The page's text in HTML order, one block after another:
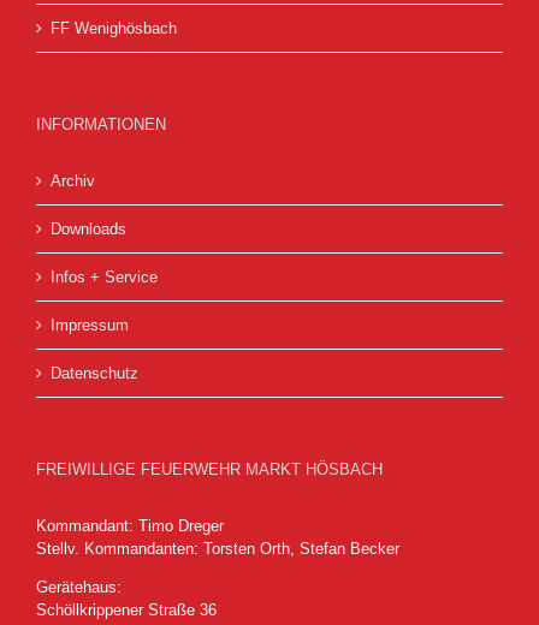
FF Wenighösbach
INFORMATIONEN
Archiv
Downloads
Infos + Service
Impressum
Datenschutz
FREIWILLIGE FEUERWEHR MARKT HÖSBACH
Kommandant: Timo Dreger
Stellv. Kommandanten: Torsten Orth, Stefan Becker
Gerätehaus:
Schöllkrippener Straße 36